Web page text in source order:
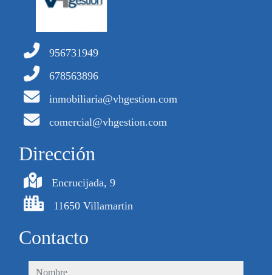
956731949
678563896
inmobiliaria@vhgestion.com
comercial@vhgestion.com
Dirección
Encrucijada, 9
11650 Villamartin
Contacto
nombre